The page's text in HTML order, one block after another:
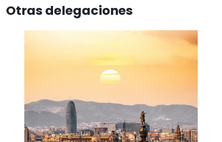
Otras delegaciones